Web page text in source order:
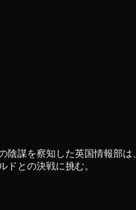
謀を察知した英国情報部
ドとの決戦に挑む。